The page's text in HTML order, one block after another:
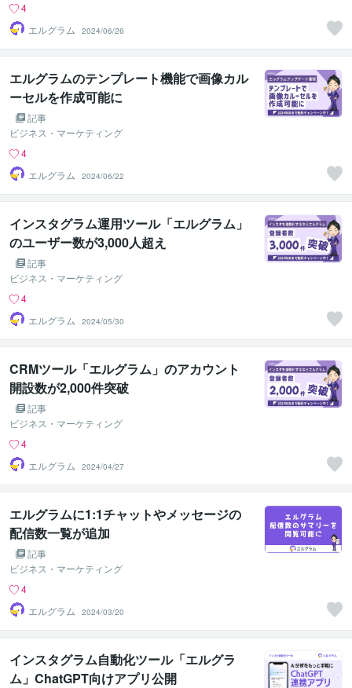
4
エルグラム
2024/06/26
エルグラムのテンプレート機能で画像カル
ーセルを作成可能に
記事
ビジネス・マーケティング
4
エルグラム
2024/06/22
インスタグラム運用ツール「エルグラム」
のユーザー数が3,000人超え
記事
ビジネス・マーケティング
4
エルグラム
2024/05/30
CRMツール「エルグラム」のアカウント
開設数が2,000件突破
記事
ビジネス・マーケティング
4
エルグラム
2024/04/27
エルグラムに1:1チャットやメッセージの
配信数一覧が追加
記事
ビジネス・マーケティング
4
エルグラム
2024/03/20
インスタグラム自動化ツール「エルグラ
ム」ChatGPT向けアプリ公開